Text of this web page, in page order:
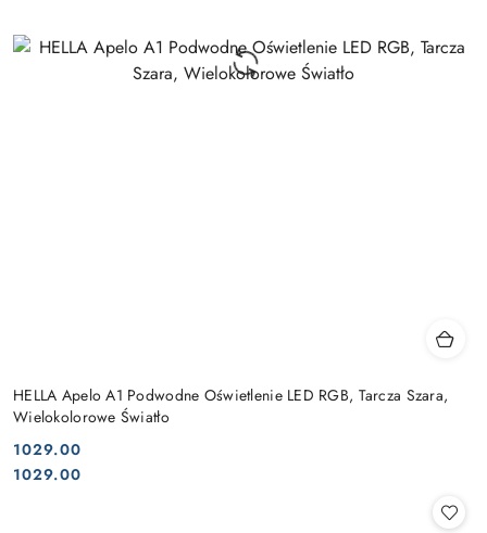
HELLA Apelo A1 Podwodne Oświetlenie LED RGB, Tarcza Szara,
Wielokolorowe Światło
Cena:
1029.00
Cena:
1029.00